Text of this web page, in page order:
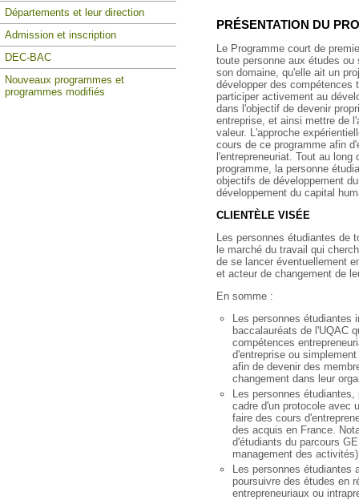
Départements et leur direction
Admission et inscription
DEC-BAC
Nouveaux programmes et
programmes modifiés
PRÉSENTATION DU
Le Programme court de
toute personne aux études
son domaine, qu'elle ait un
développer des compétences
participer activement au
dans l'objectif de devenir
entreprise, et ainsi mettre de
valeur. L'approche
cours de ce programme afin
l'entrepreneuriat. Tout au
programme, la personne
objectifs de développement
développement du capital
CLIENTÈLE VISÉE
Les personnes étudiantes de
le marché du travail qui
de se lancer éventuellement
et acteur de changement de
En somme :
Les personnes étudiantes
baccalauréats de l'UQAC
compétences
d'entreprise ou
afin de devenir des
changement dans leur
Les personnes
cadre d'un protocole avec
faire des cours
des acquis en France.
d'étudiants du parcours
management des
Les personnes étudiantes
poursuivre des études en
entrepreneuriaux ou